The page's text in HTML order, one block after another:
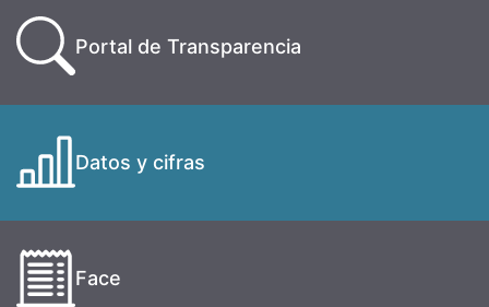
Portal de Transparencia
Datos y cifras
Face